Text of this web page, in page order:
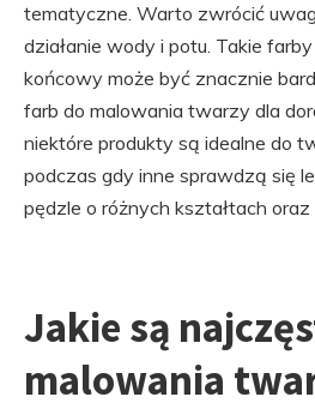
tematyczne. Warto zwrócić
działanie wody i potu. Takie
końcowy może być znacznie
farb do malowania twarzy dla
niektóre produkty są idealne do
podczas gdy inne sprawdzą się
pędzle o różnych kształtach
Jakie są
malowania